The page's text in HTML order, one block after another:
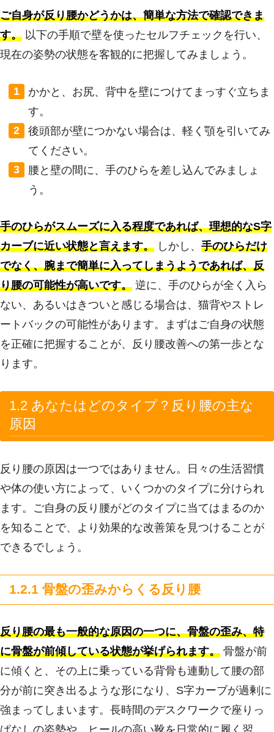
ご自身が反り腰かどうかは、簡単な方法で確認できま
す。 以下の手順で壁を使ったセルフチェックを行い、
現在の姿勢の状態を客観的に把握してみましょう。
かかと、お尻、背中を壁につけてまっすぐ立ちま
す。
後頭部が壁につかない場合は、軽く顎を引いてみ
てください。
腰と壁の間に、手のひらを差し込んでみましょ
う。
手のひらがスムーズに入る程度であれば、理想的なS字
カーブに近い状態と言えます。 しかし、 手のひらだけ
でなく、腕まで簡単に入ってしまうようであれば、反
り腰の可能性が高いです。 逆に、手のひらが全く入ら
ない、あるいはきついと感じる場合は、猫背やストレ
ートバックの可能性があります。まずはご自身の状態
を正確に把握することが、反り腰改善への第一歩とな
ります。
1.2 あなたはどのタイプ？反り腰の主な
原因
反り腰の原因は一つではありません。日々の生活習慣
や体の使い方によって、いくつかのタイプに分けられ
ます。ご自身の反り腰がどのタイプに当てはまるのか
を知ることで、より効果的な改善策を見つけることが
できるでしょう。
1.2.1 骨盤の歪みからくる反り腰
反り腰の最も一般的な原因の一つに、骨盤の歪み、特
に骨盤が前傾している状態が挙げられます。 骨盤が前
に傾くと、その上に乗っている背骨も連動して腰の部
分が前に突き出るような形になり、S字カーブが過剰に
強まってしまいます。長時間のデスクワークで座りっ